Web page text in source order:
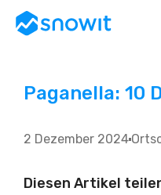
Paganella: 10
2 Dezember 2024
Diesen Artikel